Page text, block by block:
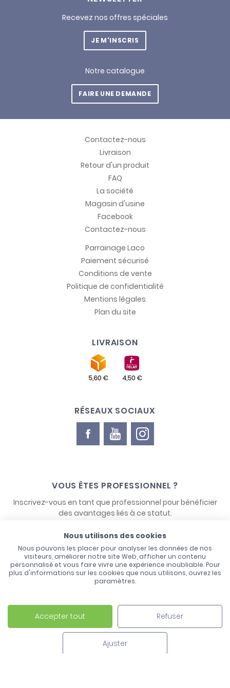
Recevez nos offres spéciales
JE M'INSCRIS
Notre catalogue
FAIRE UNE DEMANDE
Contactez-nous
Livraison
Retour d'un produit
FAQ
La société
Magasin d'usine
Facebook
Contactez-nous
Parrainage Laco
Paiement sécurisé
Conditions de vente
Politique de confidentialité
Mentions légales
Plan du site
LIVRAISON
RÉSEAUX SOCIAUX
VOUS ÊTES PROFESSIONNEL ?
Inscrivez-vous en tant que professionnel pour bénéficier
des avantages liés à ce statut.
Laco - 3, Avenue de l'Europe - BP1 - 67728 Hoerdt Cedex -
03 88 513 000
Nous utilisons des cookies
Nous pouvons les placer pour analyser les données de nos
visiteurs, améliorer notre site Web, afficher un contenu
personnalisé et vous faire vivre une expérience inoubliable. Pour
plus d'informations sur les cookies que nous utilisons, ouvrez les
paramètres.
Accepter tout Refuser
Ajuster